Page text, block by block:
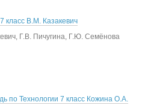
класс В.М. Казакевич
Г.В. Пичугина, Г.Ю. Семёнова
по Технологии 7 класс Кожина О.А.